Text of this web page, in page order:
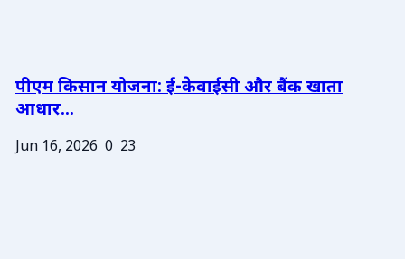
पीएम किसान योजना: ई-केवाईसी और बैंक खाता
आधार...
Jun 16, 2026 0 23